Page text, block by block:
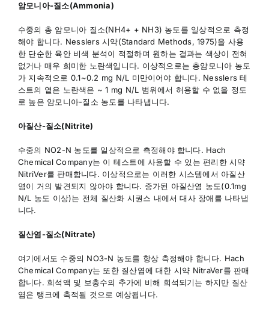
암모니아-질소(Ammonia)
수중의 총 암모니아 질소(NH4+ + NH3) 농도를 일상적으로 측정
해야 합니다. Nesslers 시약(Standard Methods, 1975)을 사용
한 단순한 육안 비색 분석이 적절하며 원하는 결과는 색상이 전혀
없거나 매우 희미한 노란색입니다. 이상적으로는 총암모니아 농도
가 지속적으로 0.1~0.2 mg N/L 미만이어야 합니다. Nesslers 테
스트의 옅은 노란색은 ~ 1 mg N/L 범위에서 허용할 수 없을 정도
로 높은 암모니아-질소 농도를 나타냅니다.
아질산-질소(Nitrite)
수중의 NO2-N 농도를 일상적으로 측정해야 합니다. Hach
Chemical Company는 이 테스트에 사용할 수 있는 편리한 시약
NitriVer를 판매합니다. 이상적으로는 이러한 시스템에서 아질산
염이 거의 발견되지 않아야 합니다. 증가된 아질산염 농도(0.1mg
N/L 농도 이상)는 전체 질산화 시퀀스 내에서 대사 장애를 나타냅
니다.
질산염-질소(Nitrate)
여기에서도 수중의 NO3-N 농도를 항상 측정해야 합니다. Hach
Chemical Company는 또한 질산염에 대한 시약 NitraVer를 판매
합니다. 희석액 및 보충수의 추가에 비해 희석되기는 하지만 질산
염은 탱크에 축적될 것으로 예상됩니다.